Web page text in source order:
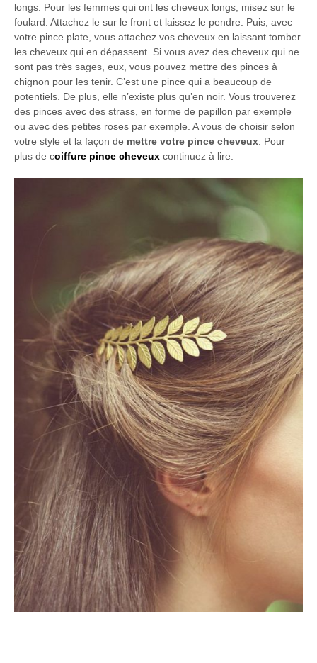
longs. Pour les femmes qui ont les cheveux longs, misez sur le
foulard. Attachez le sur le front et laissez le pendre. Puis, avec
votre pince plate, vous attachez vos cheveux en laissant tomber
les cheveux qui en dépassent. Si vous avez des cheveux qui ne
sont pas très sages, eux, vous pouvez mettre des pinces à
chignon pour les tenir. C’est une pince qui a beaucoup de
potentiels. De plus, elle n’existe plus qu’en noir. Vous trouverez
des pinces avec des strass, en forme de papillon par exemple
ou avec des petites roses par exemple. A vous de choisir selon
votre style et la façon de mettre votre pince cheveux . Pour
plus de coiffure pince cheveux continuez à lire.